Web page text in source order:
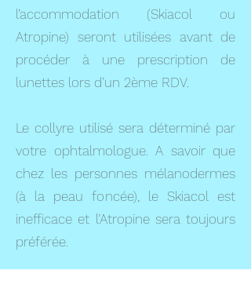
l’accommodation (Skiacol ou
Atropine) seront utilisées avant de
procéder à une prescription de
lunettes lors d’un 2ème RDV.
Le collyre utilisé sera déterminé par
votre ophtalmologue. A savoir que
chez les personnes mélanodermes
(à la peau foncée), le Skiacol est
inefficace et l’Atropine sera toujours
préférée.